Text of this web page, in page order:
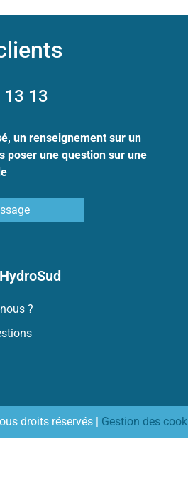
13 13
un renseignement sur un
poser une question sur une
?
droits réservés | Gestion des